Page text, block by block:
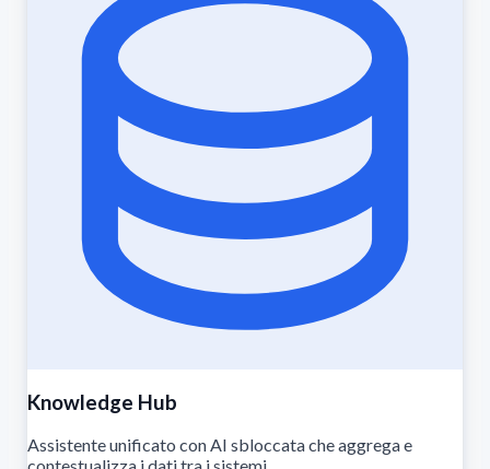
Knowledge Hub
Assistente unificato con AI sbloccata che aggrega e